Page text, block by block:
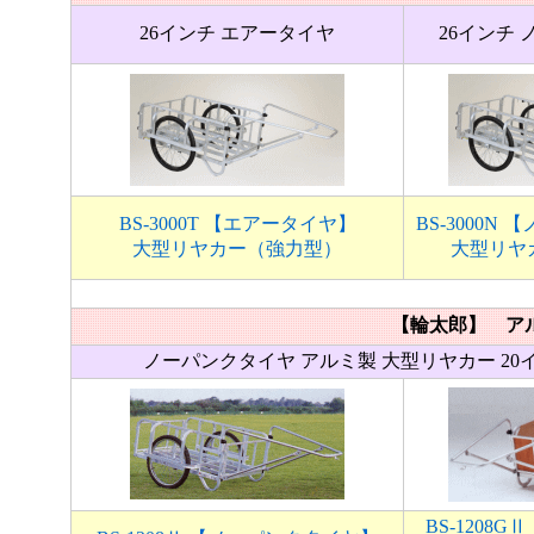
26インチ エアータイヤ 26インチ
BS-3000T 【エアータイヤ】
大型リヤカー（強力型）
BS-3000N 【
大型リヤ
【輪太郎】 ア
ノーパンクタイヤ アルミ製 大型リヤカー 20
BS-1208GⅡ